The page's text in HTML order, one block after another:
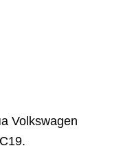
Volkswagen